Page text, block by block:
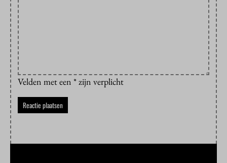
Velden met een * zijn verplicht